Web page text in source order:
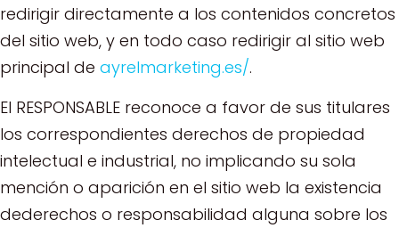
redirigir directamente a los contenidos concretos
del sitio web, y en todo caso redirigir al sitio web
principal de ayrelmarketing.es/.
El RESPONSABLE reconoce a favor de sus titulares
los correspondientes derechos de propiedad
intelectual e industrial, no implicando su sola
mención o aparición en el sitio web la existencia
dederechos o responsabilidad alguna sobre los